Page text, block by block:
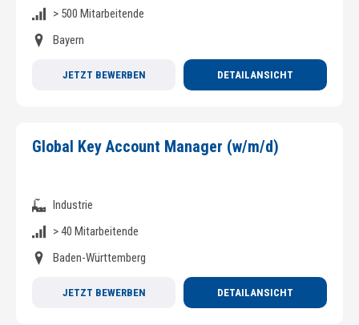
> 500 Mitarbeitende
Bayern
JETZT BEWERBEN DETAILANSICHT
Global Key Account Manager (w/m/d)
Industrie
> 40 Mitarbeitende
Baden-Württemberg
JETZT BEWERBEN DETAILANSICHT